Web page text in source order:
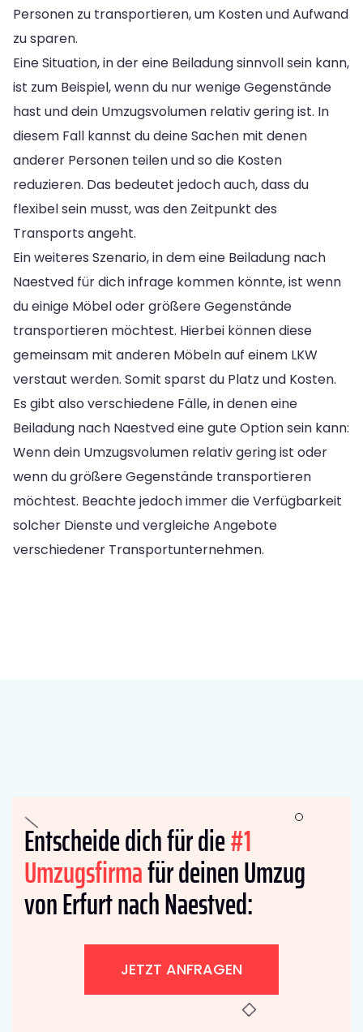
Personen zu transportieren, um Kosten und Aufwand
zu sparen.
Eine Situation, in der eine Beiladung sinnvoll sein kann,
ist zum Beispiel, wenn du nur wenige Gegenstände
hast und dein Umzugsvolumen relativ gering ist. In
diesem Fall kannst du deine Sachen mit denen
anderer Personen teilen und so die Kosten
reduzieren. Das bedeutet jedoch auch, dass du
flexibel sein musst, was den Zeitpunkt des
Transports angeht.
Ein weiteres Szenario, in dem eine Beiladung nach
Naestved für dich infrage kommen könnte, ist wenn
du einige Möbel oder größere Gegenstände
transportieren möchtest. Hierbei können diese
gemeinsam mit anderen Möbeln auf einem LKW
verstaut werden. Somit sparst du Platz und Kosten.
Es gibt also verschiedene Fälle, in denen eine
Beiladung nach Naestved eine gute Option sein kann:
Wenn dein Umzugsvolumen relativ gering ist oder
wenn du größere Gegenstände transportieren
möchtest. Beachte jedoch immer die Verfügbarkeit
solcher Dienste und vergleiche Angebote
verschiedener Transportunternehmen.
Entscheide dich für die#1
Umzugsfirmafür deinen Umzug
von Erfurt nach Naestved:
JETZT ANFRAGEN